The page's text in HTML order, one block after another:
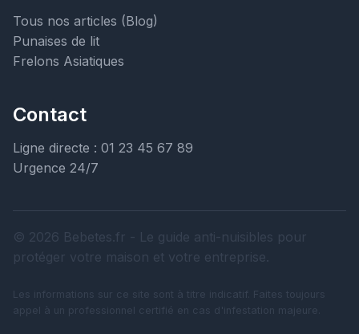
Tous nos articles (Blog)
Punaises de lit
Frelons Asiatiques
Contact
Ligne directe : 01 23 45 67 89
Urgence 24/7
© 2026 Bebetes.fr - Le guide anti-nuisibles pour
protéger votre maison et votre entreprise.
Les informations sur ce site sont à titre indicatif. Faites toujours
appel à un professionnel certifié en cas d'infestation majeure.